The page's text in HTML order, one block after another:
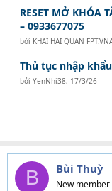
RESET MỞ KHÓA
– 0933677075
bởi KHAI HAI QUAN
Thủ tục nhập
bởiYenNhi38, 17/3/26
B Bùi Thuỳ
New member